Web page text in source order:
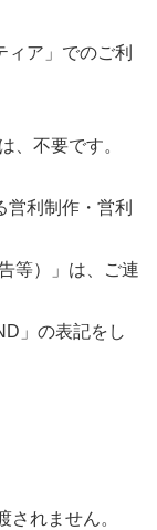
ア」でのご利
、不要です。
利制作・営利
等）」は、ご連
」の表記をし
されません。